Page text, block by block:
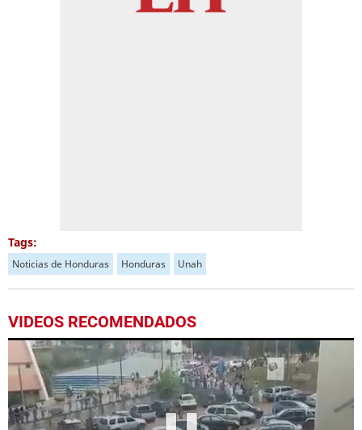
Tags:
Noticias de Honduras Honduras Unah
VIDEOS RECOMENDADOS